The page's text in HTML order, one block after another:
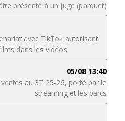
présenté à un juge (parquet)
avec TikTok autorisant
dans les vidéos
05/08 13:40
au 3T 25-26, porté par le
streaming et les parcs